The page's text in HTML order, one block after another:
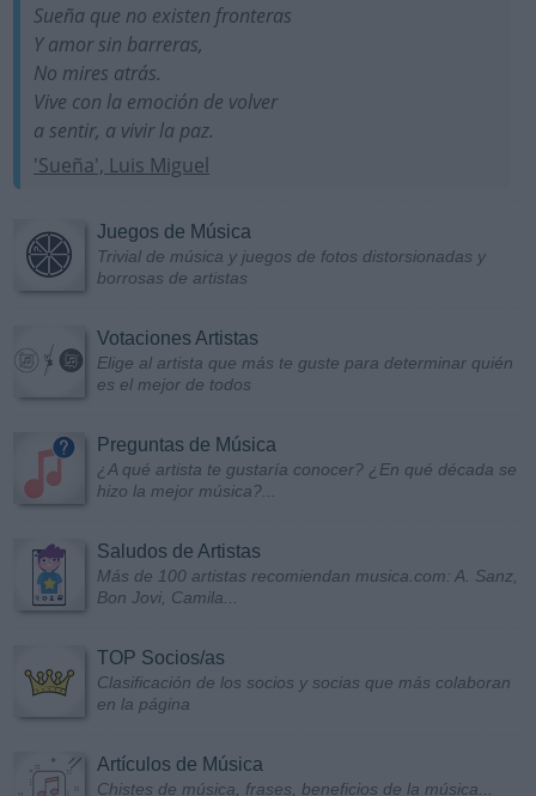
Sueña que no existen fronteras
Y amor sin barreras,
No mires atrás.
Vive con la emoción de volver
a sentir, a vivir la paz.
'Sueña', Luis Miguel
Juegos de Música
Trivial de música y juegos de fotos distorsionadas y
borrosas de artistas
Votaciones Artistas
Elige al artista que más te guste para determinar quién
es el mejor de todos
Preguntas de Música
¿A qué artista te gustaría conocer? ¿En qué década se
hizo la mejor música?...
Saludos de Artistas
Más de 100 artistas recomiendan musica.com: A. Sanz,
Bon Jovi, Camila...
TOP Socios/as
Clasificación de los socios y socias que más colaboran
en la página
Artículos de Música
Chistes de música, frases, beneficios de la música...